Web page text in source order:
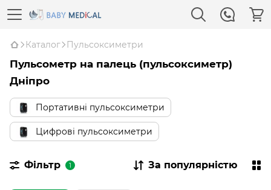
Каталог Пульсоксиметри
Пульсометр на палець (пульсоксиметр)
Дніпро
Портативні пульсоксиметри
Цифрові пульсоксиметри
Фільтр 1 За популярністю